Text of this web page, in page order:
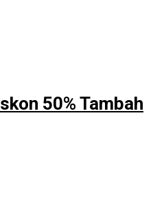
50% Tambah